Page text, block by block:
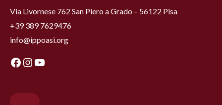
Via Livornese 762 San Piero a Grado – 56122 Pisa
+39 389 7629476
info@ippoasi.org